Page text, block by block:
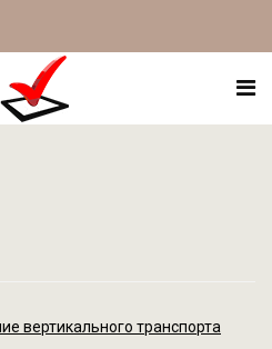
вертикального транспорта